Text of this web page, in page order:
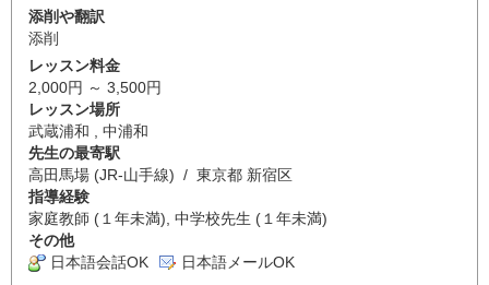
添削や翻訳
添削
レッスン料金
2,000円 ～ 3,500円
レッスン場所
武蔵浦和 , 中浦和
先生の最寄駅
高田馬場 (JR-山手線) / 東京都 新宿区
指導経験
家庭教師 (１年未満), 中学校先生 (１年未満)
その他
日本語会話OK
日本語メールOK